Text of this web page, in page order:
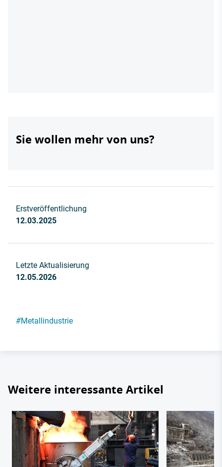
Sie wollen mehr von uns?
Erstveröffentlichung
12.03.2025
Letzte Aktualisierung
12.05.2026
#Metallindustrie
Weitere interessante Artikel